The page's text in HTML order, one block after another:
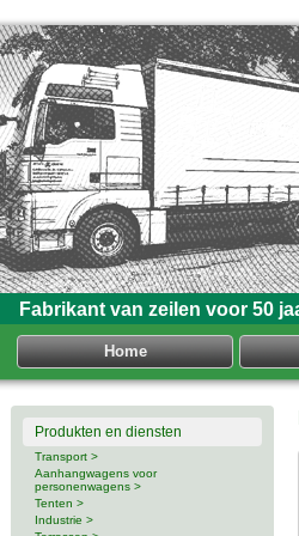
Fabrikant van zeilen voor 50
Home
Produkten en diensten
Transport >
Aanhangwagens voor
personenwagens >
Tenten >
Industrie >